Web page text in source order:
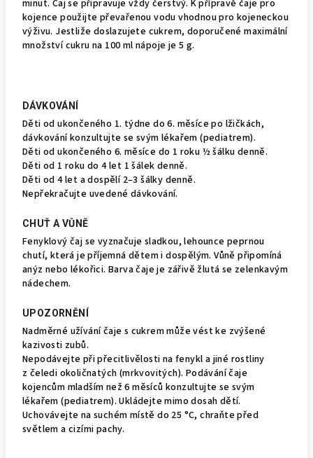
minut. Čaj se připravuje vždy čerstvý. K přípravě čaje pro
kojence použijte převařenou vodu vhodnou pro kojeneckou
výživu. Jestliže doslazujete cukrem, doporučené maximální
množství cukru na 100 ml nápoje je 5 g.
DÁVKOVÁNÍ
Děti od ukončeného 1. týdne do 6. měsíce po lžičkách,
dávkování konzultujte se svým lékařem (pediatrem).
Děti od ukončeného 6. měsíce do 1 roku ½ šálku denně.
Děti od 1 roku do 4 let 1 šálek denně.
Děti od 4 let a dospělí 2–3 šálky denně.
Nepřekračujte uvedené dávkování.
CHUŤ A VŮNĚ
Fenyklový čaj se vyznačuje sladkou, lehounce peprnou
chutí, která je příjemná dětem i dospělým. Vůně připomíná
anýz nebo lékořici. Barva čaje je zářivě žlutá se zelenkavým
nádechem.
UPOZORNĚNÍ
Nadměrné užívání čaje s cukrem může vést ke zvýšené
kazivosti zubů.
Nepodávejte při přecitlivělosti na fenykl a jiné rostliny
z čeledi okoličnatých (mrkvovitých). Podávání čaje
kojencům mladším než 6 měsíců konzultujte se svým
lékařem (pediatrem). Ukládejte mimo dosah dětí.
Uchovávejte na suchém místě do 25 °C, chraňte před
světlem a cizími pachy.